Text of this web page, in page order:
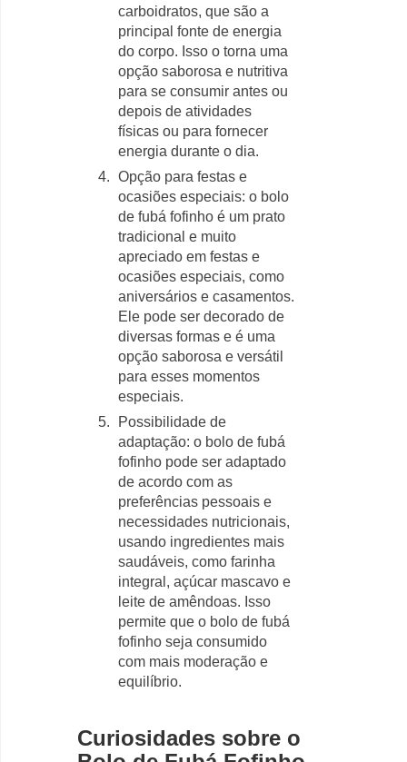
carboidratos, que são a
principal fonte de energia
do corpo. Isso o torna uma
opção saborosa e nutritiva
para se consumir antes ou
depois de atividades
físicas ou para fornecer
energia durante o dia.
Opção para festas e
ocasiões especiais: o bolo
de fubá fofinho é um prato
tradicional e muito
apreciado em festas e
ocasiões especiais, como
aniversários e casamentos.
Ele pode ser decorado de
diversas formas e é uma
opção saborosa e versátil
para esses momentos
especiais.
Possibilidade de
adaptação: o bolo de fubá
fofinho pode ser adaptado
de acordo com as
preferências pessoais e
necessidades nutricionais,
usando ingredientes mais
saudáveis, como farinha
integral, açúcar mascavo e
leite de amêndoas. Isso
permite que o bolo de fubá
fofinho seja consumido
com mais moderação e
equilíbrio.
Curiosidades sobre o